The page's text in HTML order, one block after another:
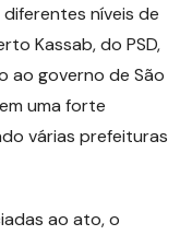
níveis de
Kassab, do PSD,
ao governo de São
uma forte
várias prefeituras
ao ato, o